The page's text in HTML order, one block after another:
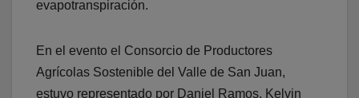
evapotranspiración.
En el evento el Consorcio de Productores
Agrícolas Sostenible del Valle de San Juan,
estuvo representado por Daniel Ramos, Kelvin